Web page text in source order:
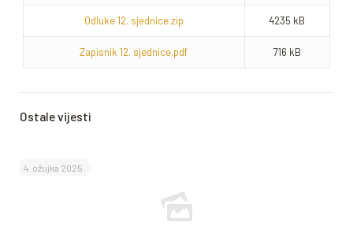
Odluke 12. sjednice.zip 4235 kB
Zapisnik 12. sjednice.pdf 716 kB
Ostale vijesti
4. ožujka 2025.